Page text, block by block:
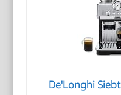
De'Longhi